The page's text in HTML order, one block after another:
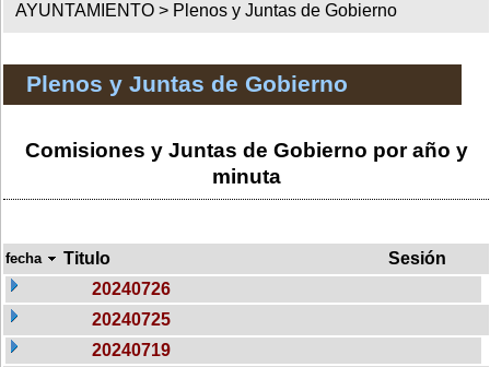
AYUNTAMIENTO > Plenos y Juntas de Gobierno
Plenos y Juntas de Gobierno
Comisiones y Juntas de Gobierno por año y
minuta
fecha Titulo
Sesión
20240726
20240725
20240719